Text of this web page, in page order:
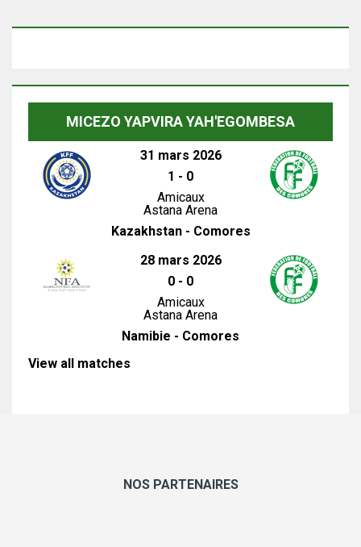
MICEZO YAPVIRA YAH'EGOMBESA
31 mars 2026
1 - 0
Amicaux
Astana Arena
Kazakhstan - Comores
28 mars 2026
0 - 0
Amicaux
Astana Arena
Namibie - Comores
View all matches
NOS PARTENAIRES